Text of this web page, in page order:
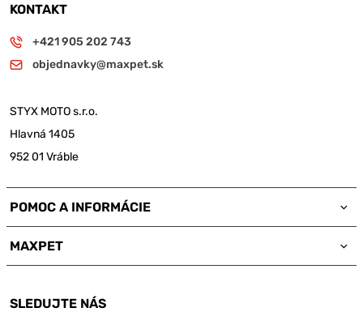
KONTAKT
+421 905 202 743
objednavky@maxpet.sk
STYX MOTO s.r.o.
Hlavná 1405
952 01 Vráble
POMOC A INFORMÁCIE
MAXPET
SLEDUJTE NÁS